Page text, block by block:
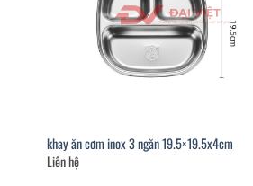
khay ăn cơm inox 3 ngăn 19.5×19.5x4cm
Liên hệ